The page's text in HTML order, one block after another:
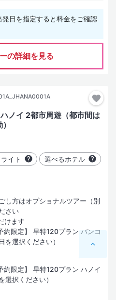
日を指定すると料金をご確認
の詳細を見る
ノイ 2都市周遊（都市間は
イト 選べるホテル
し方はオプショナルツアー（別
さい
けます
約限定】 早特120プラン バンコ
を選択ください）
約限定】 早特120プラン ハノイ
選択ください）